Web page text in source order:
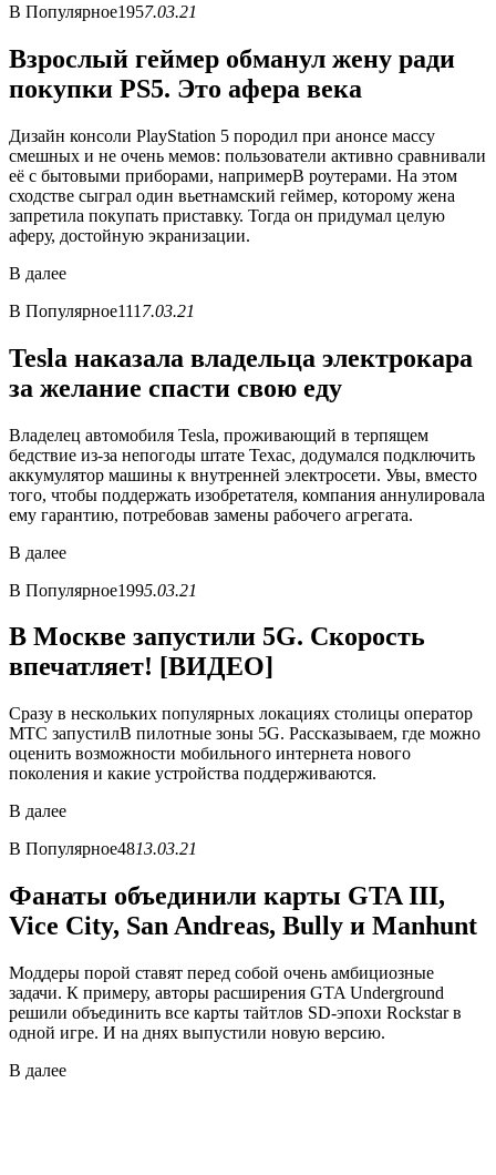
В Популярное1957.03.21
Взрослый геймер обманул жену ради
покупки PS5. Это афера века
Дизайн консоли PlayStation 5 породил при анонсе массу
смешных и не очень мемов: пользователи активно сравнивали
её с бытовыми приборами, напримерВ роутерами. На этом
сходстве сыграл один вьетнамский геймер, которому жена
запретила покупать приставку. Тогда он придумал целую
аферу, достойную экранизации.
В далее
В Популярное111 7.03.21
Tesla наказала владельца электрокара
за желание спасти свою еду
Владелец автомобиля Tesla, проживающий в терпящем
бедствие из-за непогоды штате Техас, додумался подключить
аккумулятор машины к внутренней электросети. Увы, вместо
того, чтобы поддержать изобретателя, компания аннулировала
ему гарантию, потребовав замены рабочего агрегата.
В далее
В Популярное1995.03.21
В Москве запустили 5G. Скорость
впечатляет! [ВИДЕО]
Сразу в нескольких популярных локациях столицы оператор
МТС запустилВ пилотные зоны 5G. Рассказываем, где можно
оценить возможности мобильного интернета нового
поколения и какие устройства поддерживаются.
В далее
В Популярное4813.03.21
Фанаты объединили карты GTA III,
Vice City, San Andreas, Bully и Manhunt
Моддеры порой ставят перед собой очень амбициозные
задачи. К примеру, авторы расширения GTA Underground
решили объединить все карты тайтлов SD-эпохи Rockstar в
одной игре. И на днях выпустили новую версию.
В далее